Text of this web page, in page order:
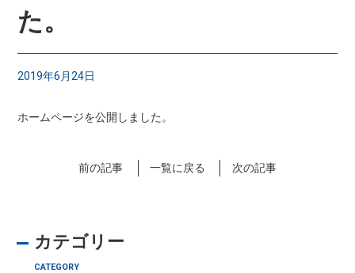
た。
2019年6月24日
ホームページを公開しました。
前の記事 一覧に戻る 次の記事
カテゴリー
CATEGORY